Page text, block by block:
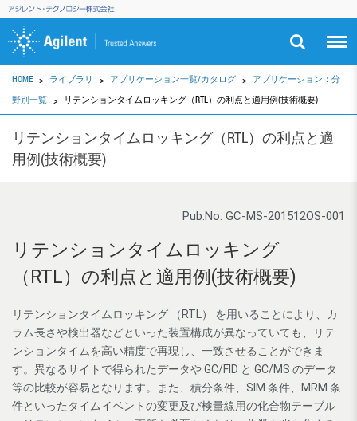
HOME ライブラリ アプリケーション一覧/カタログ
アプリケーション：分
野別一覧
リテンションタイムロッキング（RTL）の利点と適用例(技術概要)
リテンションタイムロッキング（RTL）の利点と適
用例(技術概要)
Pub.No. GC-MS-201512OS-001
リテンションタイムロッキング
（RTL）の利点と適用例(技術概要)
リテンションタイムロッキング （RTL） を用いることにより、カ
ラム長さや検出器などといった装置構成が異なっていても、リテ
ンションタイムを高い精度で再現し、一致させることができま
す。異なるサイトで得られたデータや GC/FID と GC/MS のデータ
等の比較が容易となります。また、積分条件、SIM 条件、MRM 条
件といったタイムイベントの変更及び検量線用の化合物テーブル